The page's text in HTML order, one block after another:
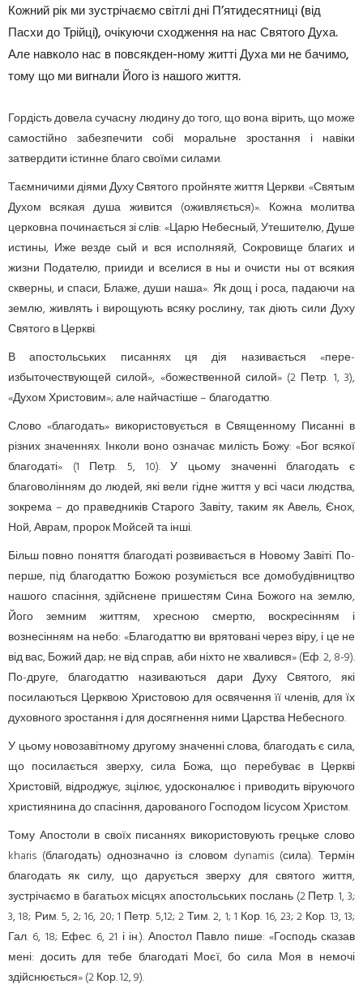
Кожний рік ми зустрічаємо світлі дні П’ятидесятниці (від
Пасхи до Трійці), очікуючи сходження на нас Святого Духа.
Але навколо нас в повсякден-ному житті Духа ми не бачимо,
тому що ми вигнали Його із нашого життя.
Гордість довела сучасну людину до того, що вона вірить, що може
самостійно забезпечити собі моральне зростання і навіки
затвердити істинне благо своїми силами.
Таємничими діями Духу Святого пройняте життя Церкви. «Святым
Духом всякая душа живится (оживляється)». Кожна молитва
церковна починається зі слів: «Царю Небесный, Утешителю, Душе
истины, Иже везде сый и вся исполняяй, Сокровище благих и
жизни Подателю, прииди и вселися в ны и очисти ны от всякия
скверны, и спаси, Блаже, души наша». Як дощ і роса, падаючи на
землю, живлять і вирощують всяку рослину, так діють сили Духу
Святого в Церкві.
В апостольських писаннях ця дія називається «пере-
избыточествующей силой», «божественной силой» (2 Петр. 1, 3),
«Духом Христовим»; але найчастіше – благодаттю.
Слово «благодать» використовується в Священному Писанні в
різних значеннях. Інколи воно означає милість Божу: «Бог всякої
благодаті» (1 Петр. 5, 10). У цьому значенні благодать є
благоволінням до людей, які вели гідне життя у всі часи людства,
зокрема – до праведників Старого Завіту, таким як Авель, Єнох,
Ной, Аврам, пророк Мойсей та інші.
Більш повно поняття благодаті розвивається в Новому Завіті. По-
перше, під благодаттю Божою розуміється все домобудівництво
нашого спасіння, здійснене пришестям Сина Божого на землю,
Його земним життям, хресною смертю, воскресінням і
вознесінням на небо: «Благодаттю ви врятовані через віру, і це не
від вас, Божий дар; не від справ, аби ніхто не хвалився» (Еф. 2, 8-9).
По-друге, благодаттю називаються дари Духу Святого, які
посилаються Церквою Христовою для освячення її членів, для їх
духовного зростання і для досягнення ними Царства Небесного.
У цьому новозавітному другому значенні слова, благодать є сила,
що посилається зверху, сила Божа, що перебуває в Церкві
Христовій, відроджує, зцілює, удосконалює і приводить віруючого
християнина до спасіння, дарованого Господом Іісусом Христом.
Тому Апостоли в своїх писаннях використовують грецьке слово
kharis (благодать) однозначно із словом dynamis (сила). Термін
благодать як силу, що дарується зверху для святого життя,
зустрічаємо в багатьох місцях апостольських послань (2 Петр. 1, 3;
3, 18; Рим. 5, 2; 16, 20; 1 Петр. 5,12; 2 Тим. 2, 1; 1 Кор. 16, 23; 2 Кор. 13, 13;
Гал. 6, 18; Ефес. 6, 21 і ін.). Апостол Павло пише: «Господь сказав
мені: досить для тебе благодаті Моєї, бо сила Моя в немочі
здійснюється» (2 Кор. 12, 9).